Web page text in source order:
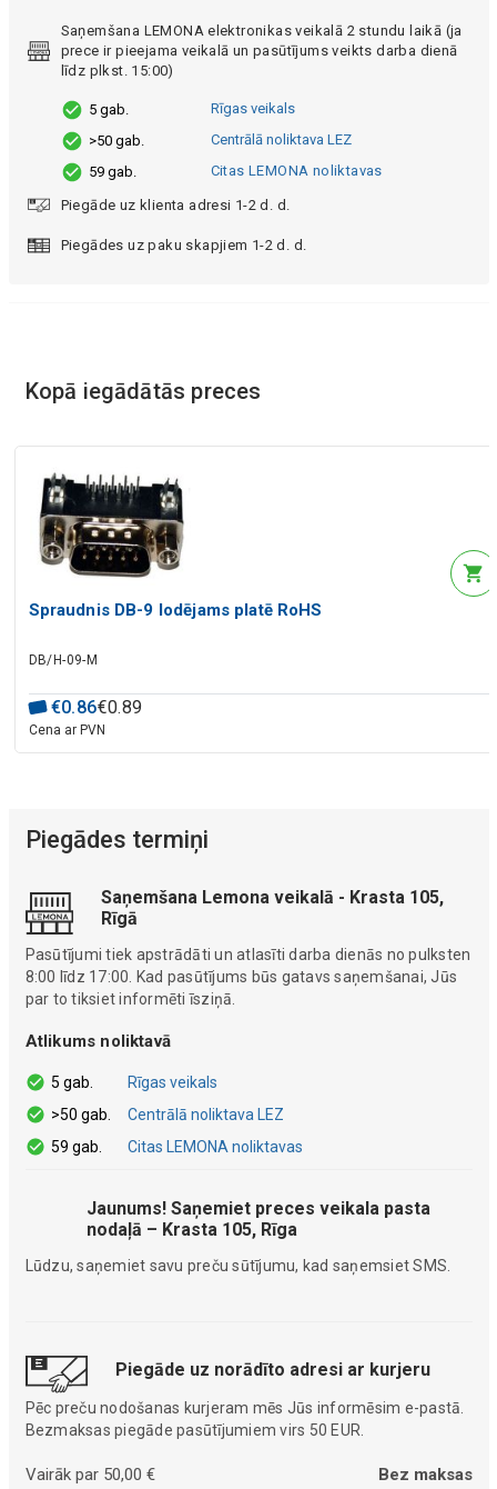
Saņemšana LEMONA elektronikas veikalā 2 stundu laikā (ja
prece ir pieejama veikalā un pasūtījums veikts darba dienā
līdz plkst. 15:00)
5 gab.
Rīgas veikals
>50 gab.
Centrālā noliktava LEZ
59 gab.
Citas LEMONA noliktavas
Piegāde uz klienta adresi 1-2 d. d.
Piegādes uz paku skapjiem 1-2 d. d.
Kopā iegādātās preces
Spraudnis DB-9 lodējams platē RoHS
DB/H-09-M
€0.86€0.89
Cena ar PVN
Piegādes termiņi
Saņemšana Lemona veikalā - Krasta 105,
Rīgā
Pasūtījumi tiek apstrādāti un atlasīti darba dienās no pulksten
8:00 līdz 17:00. Kad pasūtījums būs gatavs saņemšanai, Jūs
par to tiksiet informēti īsziņā.
Atlikums noliktavā
5 gab.
Rīgas veikals
>50 gab.
Centrālā noliktava LEZ
59 gab.
Citas LEMONA noliktavas
Jaunums! Saņemiet preces veikala pasta
nodaļā – Krasta 105, Rīga
Lūdzu, saņemiet savu preču sūtījumu, kad saņemsiet SMS.
Piegāde uz norādīto adresi ar kurjeru
Pēc preču nodošanas kurjeram mēs Jūs informēsim e-pastā.
Bezmaksas piegāde pasūtījumiem virs 50 EUR.
Vairāk par 50,00 € Bez maksas